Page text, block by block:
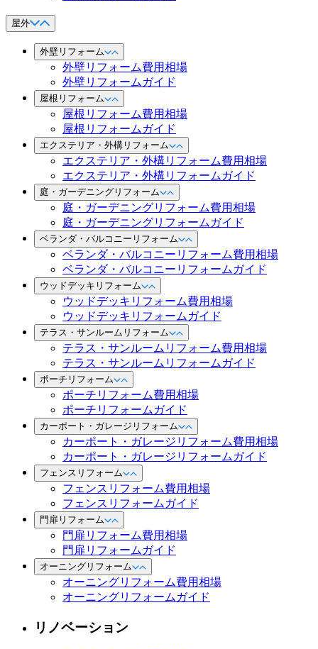
屋外
外壁リフォーム
外壁リフォーム費用相場
外壁リフォームガイド
屋根リフォーム
屋根リフォーム費用相場
屋根リフォームガイド
エクステリア・外構リフォーム
エクステリア・外構リフォーム費用相場
エクステリア・外構リフォームガイド
庭・ガーデニングリフォーム
庭・ガーデニングリフォーム費用相場
庭・ガーデニングリフォームガイド
ベランダ・バルコニーリフォーム
ベランダ・バルコニーリフォーム費用相場
ベランダ・バルコニーリフォームガイド
ウッドデッキリフォーム
ウッドデッキリフォーム費用相場
ウッドデッキリフォームガイド
テラス・サンルームリフォーム
テラス・サンルームリフォーム費用相場
テラス・サンルームリフォームガイド
ポーチリフォーム
ポーチリフォーム費用相場
ポーチリフォームガイド
カーポート・ガレージリフォーム
カーポート・ガレージリフォーム費用相場
カーポート・ガレージリフォームガイド
フェンスリフォーム
フェンスリフォーム費用相場
フェンスリフォームガイド
門扉リフォーム
門扉リフォーム費用相場
門扉リフォームガイド
オーニングリフォーム
オーニングリフォーム費用相場
オーニングリフォームガイド
リノベーション